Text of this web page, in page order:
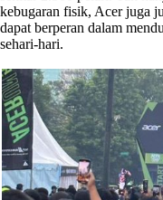
kebugaran fisik, Acer juga
dapat berperan dalam
sehari-hari.